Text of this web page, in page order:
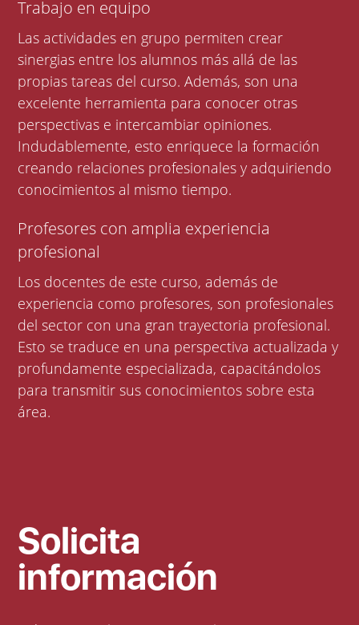
Trabajo en equipo
Las actividades en grupo permiten crear
sinergias entre los alumnos más allá de las
propias tareas del curso. Además, son una
excelente herramienta para conocer otras
perspectivas e intercambiar opiniones.
Indudablemente, esto enriquece la formación
creando relaciones profesionales y adquiriendo
conocimientos al mismo tiempo.
Profesores con amplia experiencia
profesional
Los docentes de este curso, además de
experiencia como profesores, son profesionales
del sector con una gran trayectoria profesional.
Esto se traduce en una perspectiva actualizada y
profundamente especializada, capacitándolos
para transmitir sus conocimientos sobre esta
área.
Solicita
información